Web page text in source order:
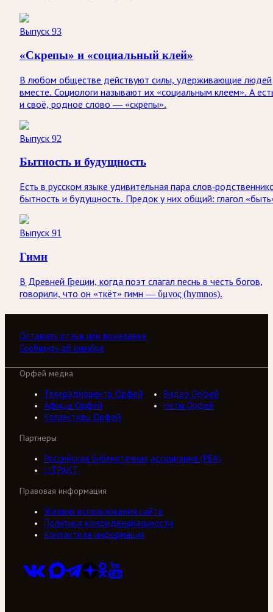
Выпуск 93
«Скрепы» и «социальный клей»
В любом обществе действуют силы, удерживающие людей
вместе. Социологи называют их «социальным клеем». А
и своё, родное слово — «скрепы».
Выпуск 92
Бытность и будущность
Есть в русском языке удивительная пара слов-
бытность и будущность. Предок у них общий: глагол
Выпуск 91
Гимн
В Древней Греции, когда поэт слагал песнь в честь богов,
говорили, что он «ткёт» гимн — ὕμνος (hymnos).
Оставить отзыв или пожелание
Сообщить об ошибке
Орфей медиа
Телерадиоцентр Орфей
Видео Орфей
Афиша Орфей
Ноты Орфей
Коллективы Орфей
Партнеры
Российская библиотечная ассоциация (РБА)
///ТРАКТ
Правовая информация
Условия использования сайта
Политика конфиденциальности
Контактная информация